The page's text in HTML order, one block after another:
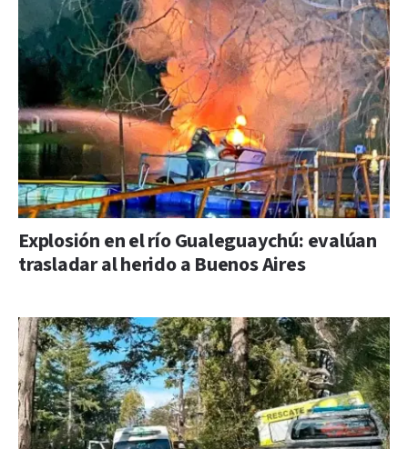
Explosión en el río Gualeguaychú: evalúan
trasladar al herido a Buenos Aires